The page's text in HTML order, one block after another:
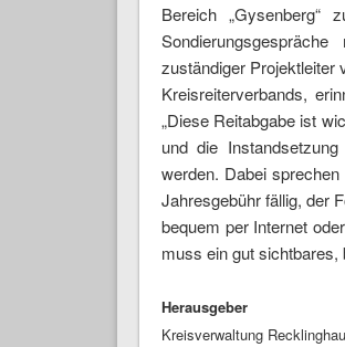
Bereich
zuständiger Projektleiter
Kreisreiterverbands,
„Diese Reitabgabe ist
und die
werden. Dabei
Jahresgebühr fällig, der
bequem per Internet
muss ein gut sichtbares,
Herausgeber
Kreisverwaltung